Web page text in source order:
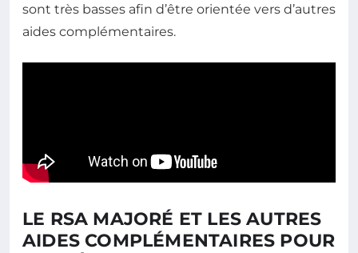
sont très basses afin d’être orientée vers d’autres
aides complémentaires.
LE RSA MAJORÉ ET LES AUTRES
AIDES COMPLÉMENTAIRES POUR